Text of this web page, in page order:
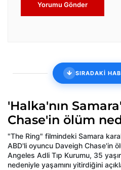
Yorumu Gönder
SIRADAKİ
'Halka'nın
Chase'in ölüm
"The Ring" filmindeki Samara
ABD'li oyuncu Daveigh Chase'in
Angeles Adli Tıp Kurumu, 35
nedeniyle yaşamını yitirdiğini